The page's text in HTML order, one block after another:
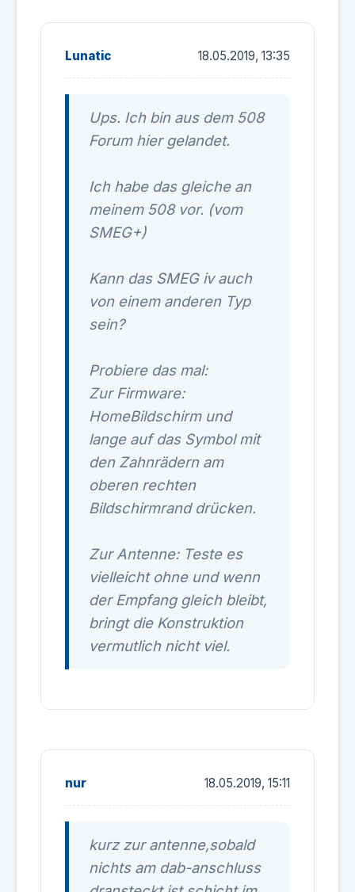
Lunatic 18.05.2019, 13:35
Ups. Ich bin aus dem 508
Forum hier gelandet.
Ich habe das gleiche an
meinem 508 vor. (vom
SMEG+)
Kann das SMEG iv auch
von einem anderen Typ
sein?
Probiere das mal:
Zur Firmware:
HomeBildschirm und
lange auf das Symbol mit
den Zahnrädern am
oberen rechten
Bildschirmrand drücken.
Zur Antenne: Teste es
vielleicht ohne und wenn
der Empfang gleich bleibt,
bringt die Konstruktion
vermutlich nicht viel.
nur 18.05.2019, 15:11
kurz zur antenne,sobald
nichts am dab-anschluss